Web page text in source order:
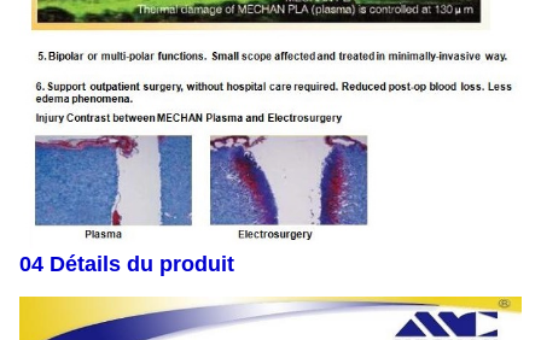
04 Détails du produit